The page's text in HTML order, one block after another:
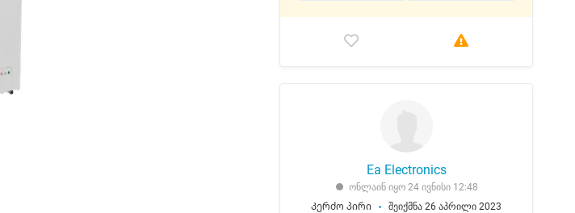
Ea Electronics
ონლაინ იყო 24 ივნისი 12:48
Კერძო პირი
შეიქმნა 26 აპრილი 2023